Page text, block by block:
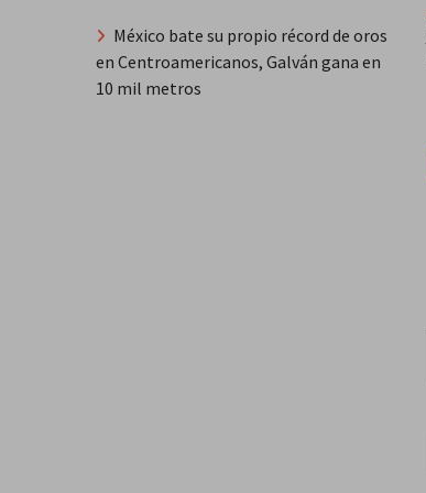
México bate su propio récord de oros
en Centroamericanos, Galván gana en
10 mil metros